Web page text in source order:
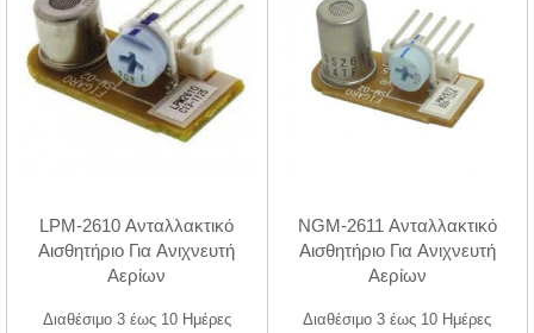
LPM-2610 Ανταλλακτικό
Αισθητήριο Για Ανιχνευτή
Αερίων
Διαθέσιμο 3 έως 10 Ημέρες
NGM-2611 Ανταλλακτικό
Αισθητήριο Για Ανιχνευτή
Αερίων
Διαθέσιμο 3 έως 10 Ημέρες